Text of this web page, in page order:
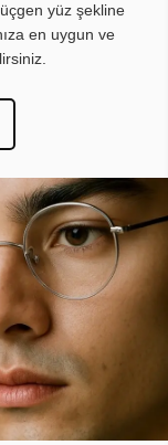
yüz şekline
en uygun ve